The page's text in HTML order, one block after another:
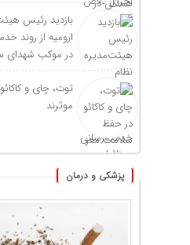
بازدید رئیس
ارومیه از روند
در موکب شهدای
توت، چای و
موثرند
پزشکی و درمان